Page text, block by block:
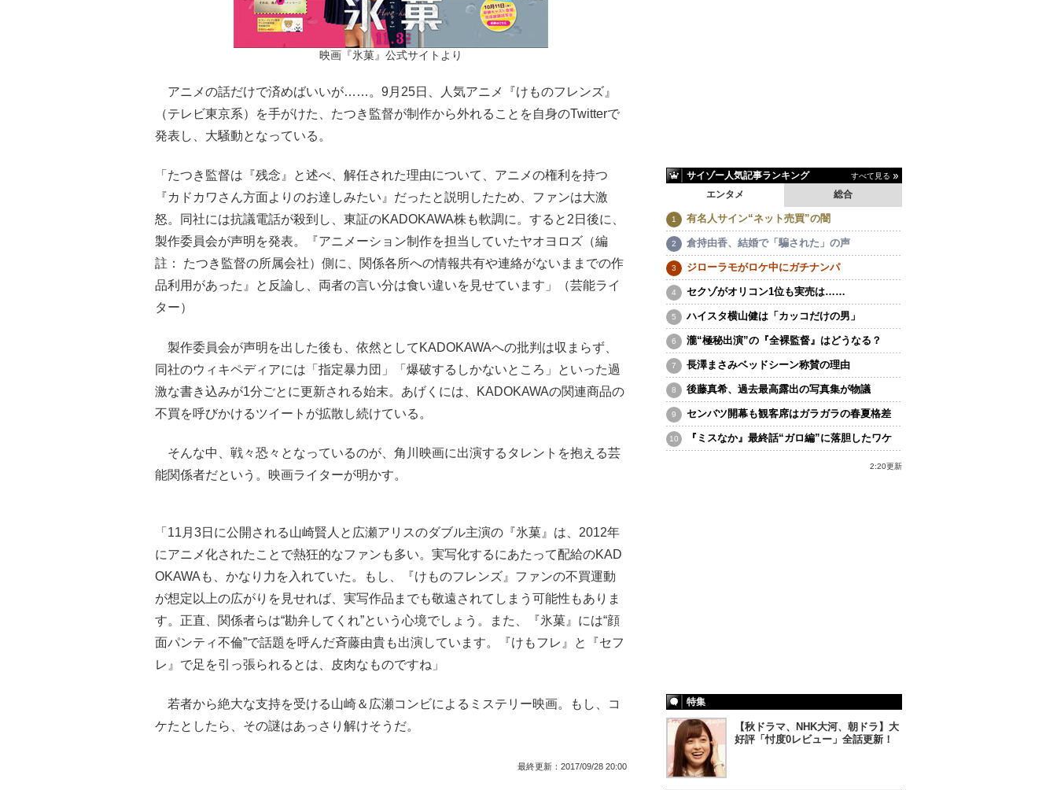
映画『氷菓』公式サイトより
アニメの話だけで済めばいいが……。9月25日、人気アニメ『けものフレンズ』
（テレビ東京系）を手がけた、たつき監督が制作から外れることを自身のTwitterで
発表し、大騒動となっている。
「たつき監督は『残念』と述べ、解任された理由について、アニメの権利を持つ
『カドカワさん方面よりのお達しみたい』だったと説明したため、ファンは大激
怒。同社には抗議電話が殺到し、東証のKADOKAWA株も軟調に。すると2日後に、
製作委員会が声明を発表。『アニメーション制作を担当していたヤオヨロズ（編
註： たつき監督の所属会社）側に、関係各所への情報共有や連絡がないままでの作
品利用があった』と反論し、両者の言い分は食い違いを見せています」（芸能ライ
ター）
製作委員会が声明を出した後も、依然としてKADOKAWAへの批判は収まらず、
同社のウィキペディアには「指定暴力団」「爆破するしかないところ」といった過
激な書き込みが1分ごとに更新される始末。あげくには、KADOKAWAの関連商品の
不買を呼びかけるツイートが拡散し続けている。
そんな中、戦々恐々となっているのが、角川映画に出演するタレントを抱える芸
能関係者だという。映画ライターが明かす。
「11月3日に公開される山崎賢人と広瀬アリスのダブル主演の『氷菓』は、2012年
にアニメ化されたことで熱狂的なファンも多い。実写化するにあたって配給のKAD
OKAWAも、かなり力を入れていた。もし、『けものフレンズ』ファンの不買運動
が想定以上の広がりを見せれば、実写作品までも敬遠されてしまう可能性もありま
す。正直、関係者らは“勘弁してくれ”という心境でしょう。また、『氷菓』には“顔
面パンティ不倫”で話題を呼んだ斉藤由貴も出演しています。『けもフレ』と『セフ
レ』で足を引っ張られるとは、皮肉なものですね」
若者から絶大な支持を受ける山崎＆広瀬コンビによるミステリー映画。もし、コ
ケたとしたら、その謎はあっさり解けそうだ。
最終更新： 2017/09/28 20:00
サイゾー人気記事ランキング すべて見る
エンタメ 総合
有名人サイン“ネット売買”の闇
倉持由香、結婚で「騙された」の声
ジローラモがロケ中にガチナンパ
セクゾがオリコン1位も実売は……
ハイスタ横山健は「カッコだけの男」
瀧“極秘出演”の『全裸監督』はどうなる？
長澤まさみベッドシーン称賛の理由
後藤真希、過去最高露出の写真集が物議
センバツ開幕も観客席はガラガラの春夏格差
『ミスなか』最終話“ガロ編”に落胆したワケ
2:20更新
特集
【秋ドラマ、NHK大河、朝ドラ】大
好評「忖度0レビュー」全話更新！